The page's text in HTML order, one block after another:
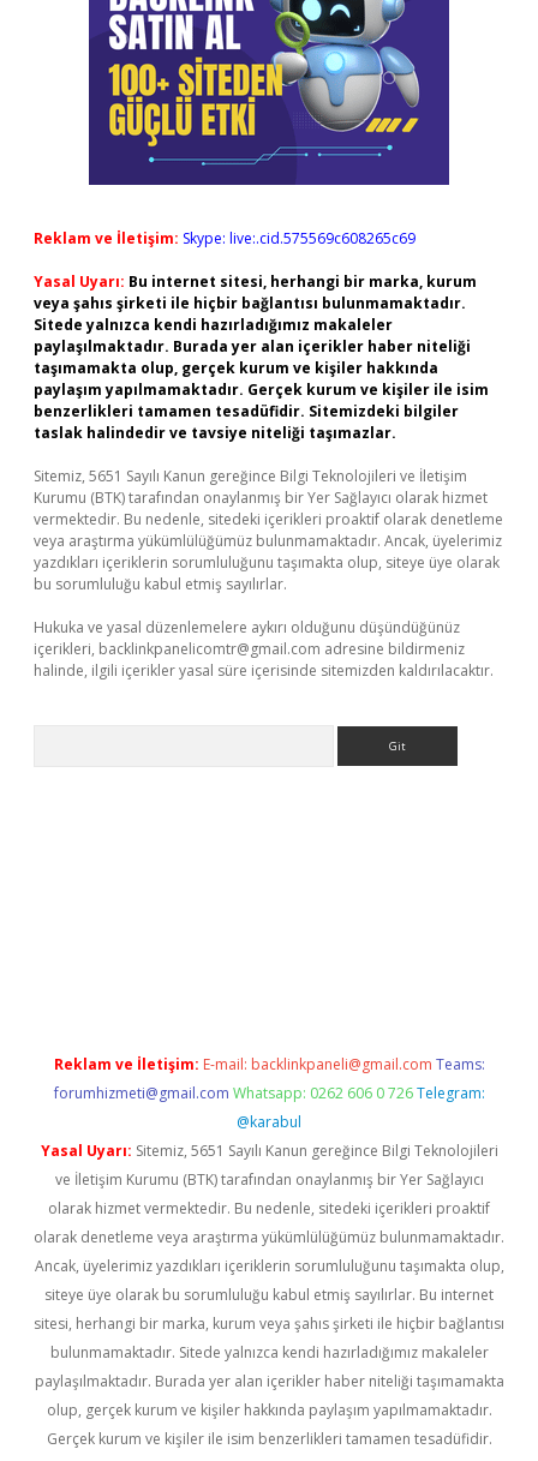
Reklam ve İletişim: Skype: live:.cid.575569c608265c69
Yasal Uyarı: Bu internet sitesi, herhangi bir marka, kurum
veya şahıs şirketi ile hiçbir bağlantısı bulunmamaktadır.
Sitede yalnızca kendi hazırladığımız makaleler
paylaşılmaktadır. Burada yer alan içerikler haber niteliği
taşımamakta olup, gerçek kurum ve kişiler hakkında
paylaşım yapılmamaktadır. Gerçek kurum ve kişiler ile isim
benzerlikleri tamamen tesadüfidir. Sitemizdeki bilgiler
taslak halindedir ve tavsiye niteliği taşımazlar.
Sitemiz, 5651 Sayılı Kanun gereğince Bilgi Teknolojileri ve İletişim
Kurumu (BTK) tarafından onaylanmış bir Yer Sağlayıcı olarak hizmet
vermektedir. Bu nedenle, sitedeki içerikleri proaktif olarak denetleme
veya araştırma yükümlülüğümüz bulunmamaktadır. Ancak, üyelerimiz
yazdıkları içeriklerin sorumluluğunu taşımakta olup, siteye üye olarak
bu sorumluluğu kabul etmiş sayılırlar.
Hukuka ve yasal düzenlemelere aykırı olduğunu düşündüğünüz
içerikleri, backlinkpanelicomtr@gmail.com adresine bildirmeniz
halinde, ilgili içerikler yasal süre içerisinde sitemizden kaldırılacaktır.
Reklam ve İletişim: E-mail: backlinkpaneli@gmail.com Teams:
forumhizmeti@gmail.com Whatsapp: 0262 606 0 726 Telegram:
@karabul
Yasal Uyarı: Sitemiz, 5651 Sayılı Kanun gereğince Bilgi Teknolojileri
ve İletişim Kurumu (BTK) tarafından onaylanmış bir Yer Sağlayıcı
olarak hizmet vermektedir. Bu nedenle, sitedeki içerikleri proaktif
olarak denetleme veya araştırma yükümlülüğümüz bulunmamaktadır.
Ancak, üyelerimiz yazdıkları içeriklerin sorumluluğunu taşımakta olup,
siteye üye olarak bu sorumluluğu kabul etmiş sayılırlar. Bu internet
sitesi, herhangi bir marka, kurum veya şahıs şirketi ile hiçbir bağlantısı
bulunmamaktadır. Sitede yalnızca kendi hazırladığımız makaleler
paylaşılmaktadır. Burada yer alan içerikler haber niteliği taşımamakta
olup, gerçek kurum ve kişiler hakkında paylaşım yapılmamaktadır.
Gerçek kurum ve kişiler ile isim benzerlikleri tamamen tesadüfidir.